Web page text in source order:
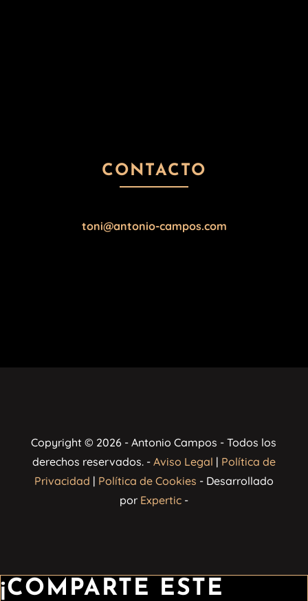
CONTACTO
moc.sopmac-oinotna@inot
Copyright © 2026 - Antonio Campos - Todos los
derechos reservados. - Aviso Legal | Política de
Privacidad | Política de Cookies - Desarrollado
por Expertic-
¡COMPARTE ESTE